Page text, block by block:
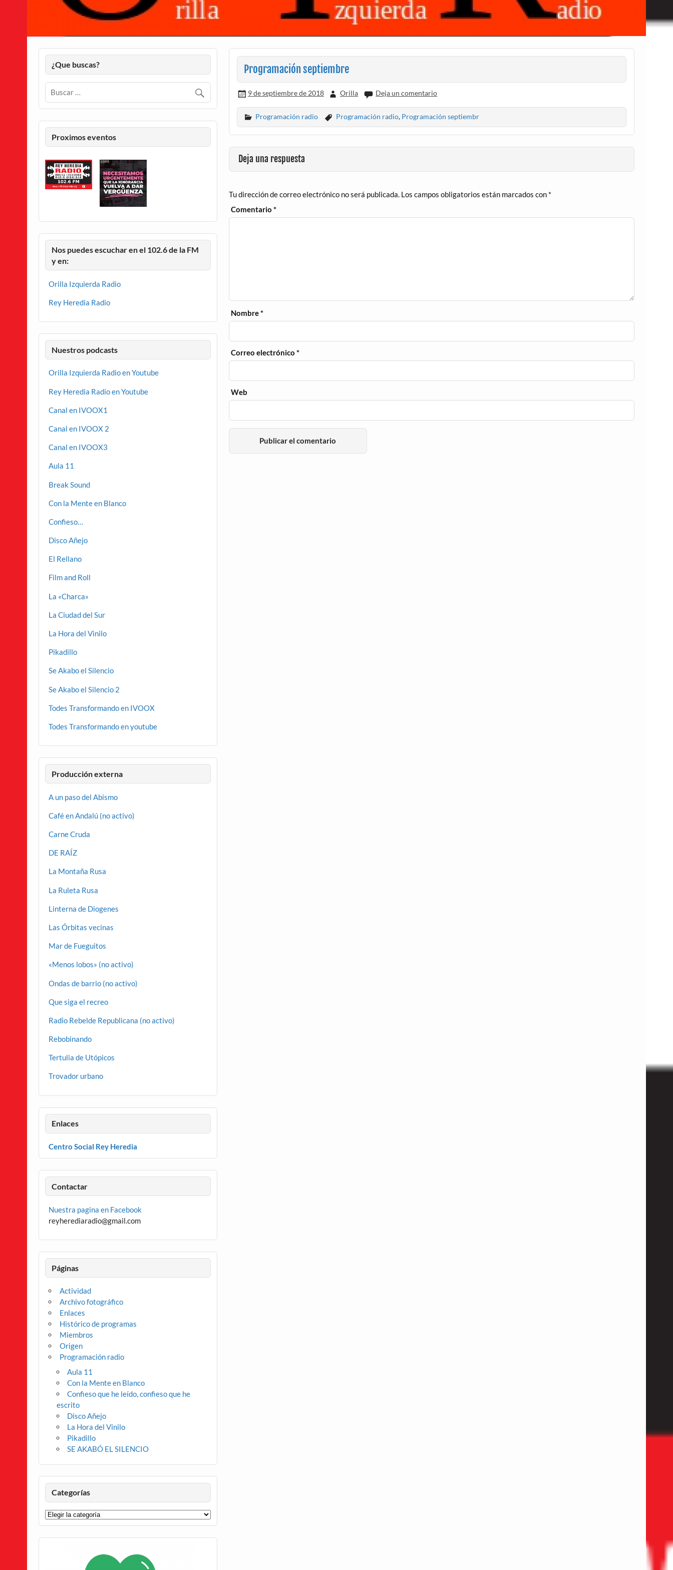
Programación septiembre
9 de septiembre de 2018 Orilla Deja un comentario
Programación radio Programación radio, Programación septiembr
Deja una respuesta
Tu dirección de correo electrónico no será publicada. Los campos obligatorios están marcados con *
Comentario*
Nombre*
Correo electrónico*
Web
¿Que buscas?
Proximos eventos
Nos puedes escuchar en el 102.6 de la FM
y en:
Orilla Izquierda Radio
Rey Heredia Radio
Nuestros podcasts
Orilla Izquierda Radio en Youtube
Rey Heredia Radio en Youtube
Canal en IVOOX1
Canal en IVOOX 2
Canal en IVOOX3
Aula 11
Break Sound
Con la Mente en Blanco
Confieso…
Disco Añejo
El Rellano
Film and Roll
La «Charca»
La Ciudad del Sur
La Hora del Vinilo
Pikadillo
Se Akabo el Silencio
Se Akabo el Silencio 2
Todes Transformando en IVOOX
Todes Transformando en youtube
Producción externa
A un paso del Abismo
Café en Andalú (no activo)
Carne Cruda
DE RAÍZ
La Montaña Rusa
La Ruleta Rusa
Linterna de Diogenes
Las Órbitas vecinas
Mar de Fueguitos
«Menos lobos» (no activo)
Ondas de barrio (no activo)
Que siga el recreo
Radio Rebelde Republicana (no activo)
Rebobinando
Tertulia de Utópicos
Trovador urbano
Enlaces
Centro Social Rey Heredia
Contactar
Nuestra pagina en Facebook
reyherediaradio@gmail.com
Páginas
Actividad
Archivo fotográfico
Enlaces
Histórico de programas
Miembros
Origen
Programación radio
Aula 11
Con la Mente en Blanco
Confieso que he leído, confieso que he
escrito
Disco Añejo
La Hora del Vinilo
Pikadillo
SE AKABÓ EL SILENCIO
Categorías
Categorías